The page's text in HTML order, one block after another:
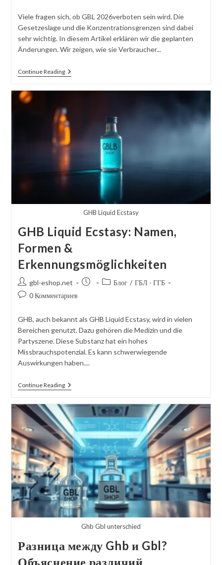
посту:
Viele fragen sich, ob GBL 2026verboten sein wird. Die
Gesetzeslage und die Konzentrationsgrenzen sind dabei
sehr wichtig. In diesem Artikel erklären wir die geplanten
Änderungen. Wir zeigen, wie sie Verbraucher...
Continue ReadingIst
GBL
Aktuelle
Gesetzeslage
&
Konzentrationsgrenzen
GHB Liquid Ecstasy
GHB Liquid Ecstasy: Namen,
Formen &
Erkennungsmöglichkeiten
Автор
сообщения:
gbl-eshop.net
СообщениеКатегория
Блог / ГБЛ - ГГБ
Комментарии
посту:
0 Комментариев
GHB, auch bekannt als GHB Liquid Ecstasy, wird in vielen
Bereichen genutzt. Dazu gehören die Medizin und die
Partyszene. Diese Substanz hat ein hohes
Missbrauchspotenzial. Es kann schwerwiegende
Auswirkungen haben....
Continue ReadingGHB
Liquid
Namen,
Formen
&
Erkennungsmöglichkeiten
Ghb Gbl unterschied
Разница между Ghb и Gbl?
Объяснение различий